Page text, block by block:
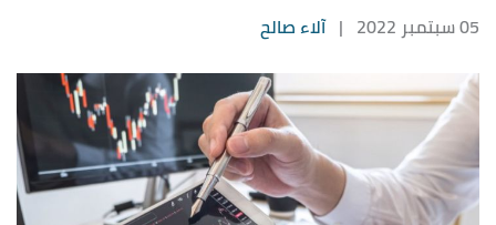
05 سبتمبر 2022
| آلاء صالح